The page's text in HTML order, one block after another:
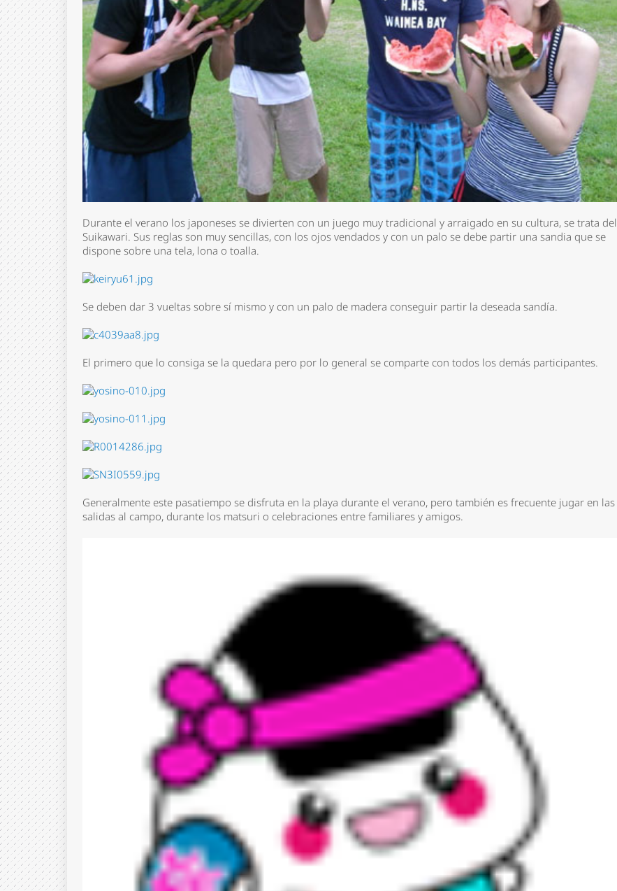
Durante el verano los japoneses se divierten con un juego muy tradicional y arraigado en su cultura, se trata del
Suikawari. Sus reglas son muy sencillas, con los ojos vendados y con un palo se debe partir una sandia que se
dispone sobre una tela, lona o toalla.
Se deben dar 3 vueltas sobre sí mismo y con un palo de madera conseguir partir la deseada sandía.
El primero que lo consiga se la quedara pero por lo general se comparte con todos los demás participantes.
Generalmente este pasatiempo se disfruta en la playa durante el verano, pero también es frecuente jugar en las
salidas al campo, durante los matsuri o celebraciones entre familiares y amigos.
Nombre *
Comentario *